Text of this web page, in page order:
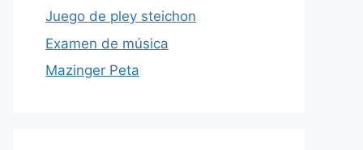
Juego de pley steichon
Examen de música
Mazinger Peta